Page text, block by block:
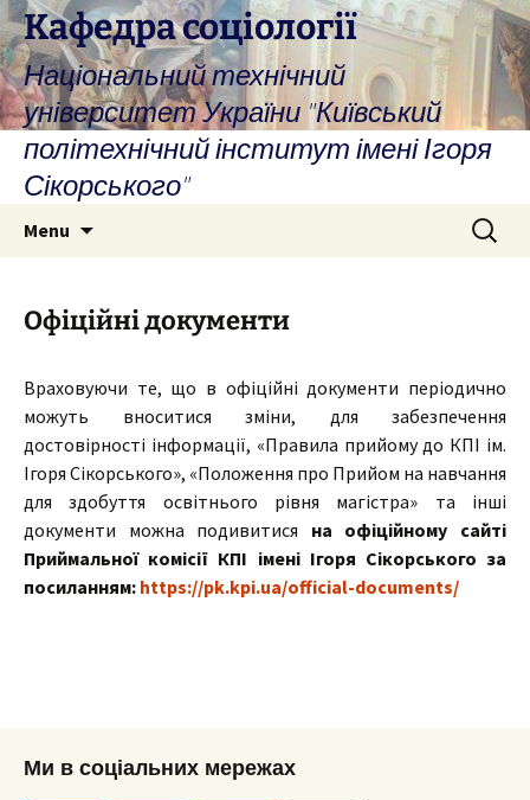
Skip
to
content
Кафедра соціології
Національний технічний
університет України "Київський
політехнічний інститут імені Ігоря
Сікорського"
Menu
Search
for:
Офіційні документи
Враховуючи те, що в офіційні документи періодично
можуть вноситися зміни, для забезпечення
достовірності інформації, «Правила прийому до КПІ ім.
Ігоря Сікорського», «Положення про Прийом на навчання
для здобуття освітнього рівня магістра» та інші
документи можна подивитися на офіційному сайті
Приймальної комісії КПІ імені Ігоря Сікорського за
посиланням: https://pk.kpi.ua/official-documents/
Ми в соціальних мережах